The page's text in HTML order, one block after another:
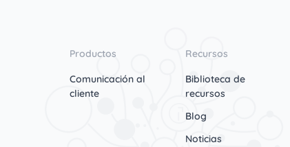
Productos
Comunicación al
cliente
Recursos
Biblioteca de
recursos
Blog
Noticias